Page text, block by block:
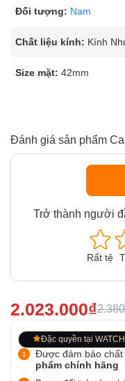
Đối tượng: Nam
Chất liệu kính: Kính
Size mặt: 42mm
Đánh giá sản phẩm
Trở thành người
Rất tệ
2.023.000₫
Đặc quyền tại
Được đảm bảo chất
phẩm chính hãng